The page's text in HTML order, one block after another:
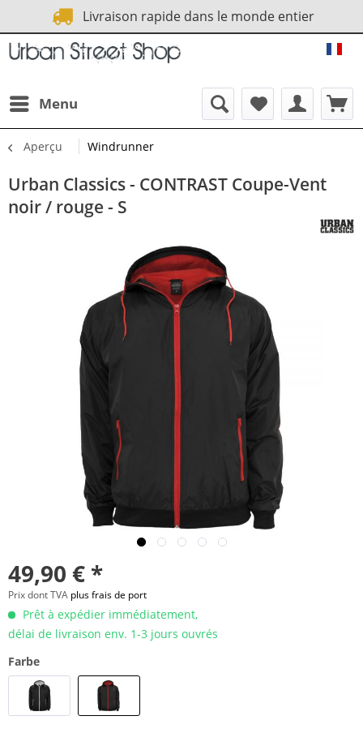
Livraison rapide dans le monde entier
Menu
Aperçu Windrunner
Urban Classics - CONTRAST Coupe-Vent
noir / rouge - S
49,90 € *
Prix dont TVA plus frais de port
Prêt à expédier immédiatement,
délai de livraison env. 1-3 jours ouvrés
Farbe